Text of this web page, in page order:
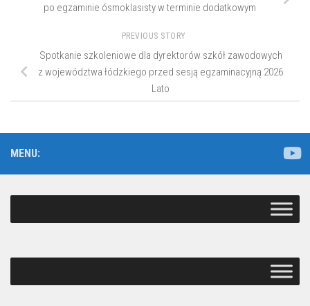
po egzaminie ósmoklasisty w terminie dodatkowym
PREVIOUS STORY
Spotkanie szkoleniowe dla dyrektorów szkół zawodowych
z województwa łódzkiego przed sesją egzaminacyjną 2026
Lato
MENU: